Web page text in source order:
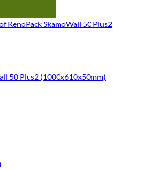
50 Plus2 (1000x610x50mm)